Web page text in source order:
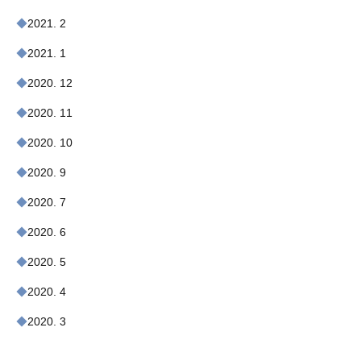
2021. 2
2021. 1
2020. 12
2020. 11
2020. 10
2020. 9
2020. 7
2020. 6
2020. 5
2020. 4
2020. 3